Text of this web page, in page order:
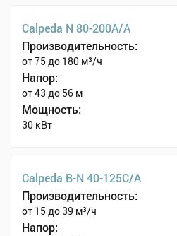
Calpeda N 80-200A/A
Производительность:
от 75 до 180 м³/ч
Напор:
от 43 до 56 м
Мощность:
30 кВт
Calpeda B-N 40-125C/A
Производительность:
от 15 до 39 м³/ч
Напор: